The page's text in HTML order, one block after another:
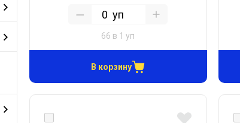
уп
66 в 1 уп
В корзину